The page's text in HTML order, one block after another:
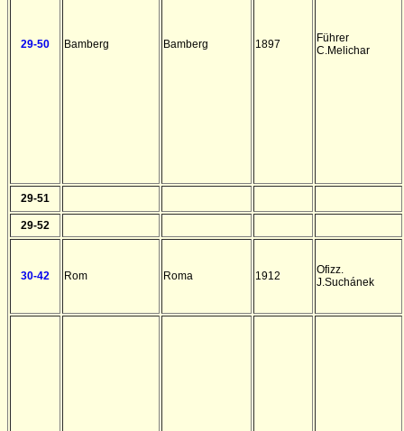
29-50 Bamberg Bamberg 1897
Führer
C.Melichar
29-51
29-52
30-42 Rom Roma 1912
Ofizz.
J.Suchánek